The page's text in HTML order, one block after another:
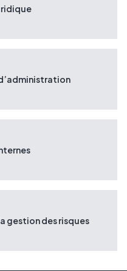
gestion des risques